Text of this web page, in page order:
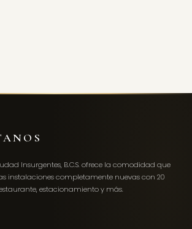
Insurgentes, B.C.S. ofrece la comodidad que
instalaciones completamente nuevas con 20
estacionamiento y más.